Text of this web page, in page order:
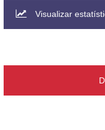
Visualizar